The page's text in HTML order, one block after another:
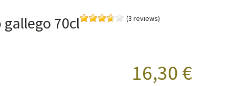
70cl (3 reviews)
16,30 €